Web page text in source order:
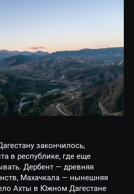
закончилось,
в республике, где еще
Дербент — древняя
Махачкала — нынешняя
Ахты в Южном Дагестане